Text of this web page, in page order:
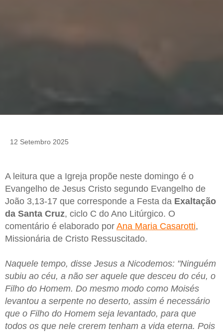
12 Setembro 2025
A leitura que a Igreja propõe neste domingo é o
Evangelho de Jesus Cristo segundo Evangelho de
João 3,13-17 que corresponde a Festa da Exaltação
da Santa Cruz, ciclo C do Ano Litúrgico. O
comentário é elaborado por Ana Maria Casarotti,
Missionária de Cristo Ressuscitado.
Naquele tempo, disse Jesus a Nicodemos: "Ninguém
subiu ao céu, a não ser aquele que desceu do céu, o
Filho do Homem. Do mesmo modo como Moisés
levantou a serpente no deserto, assim é necessário
que o Filho do Homem seja levantado, para que
todos os que nele crerem tenham a vida eterna. Pois